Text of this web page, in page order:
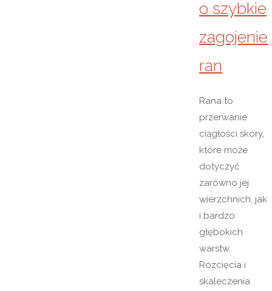
o szybkie
zagojenie
ran
Rana to
przerwanie
ciągłości skóry,
które może
dotyczyć
zarówno jej
wierzchnich, jak
i bardzo
głębokich
warstw.
Rozcięcia i
skaleczenia